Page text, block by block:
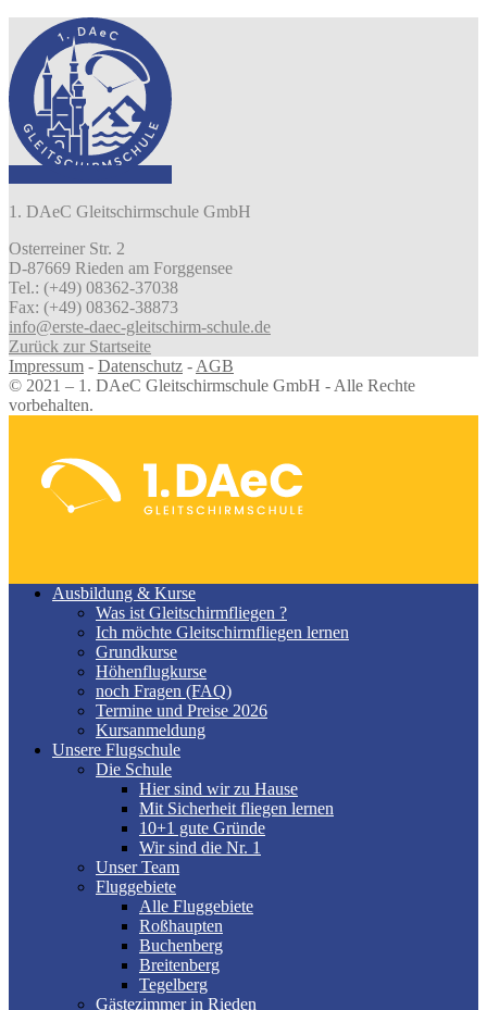
1. DAeC Gleitschirmschule GmbH
Osterreiner Str. 2
D-87669 Rieden am Forggensee
Tel.: (+49) 08362-37038
Fax: (+49) 08362-38873
info@erste-daec-gleitschirm-schule.de
Zurück zur Startseite
Impressum - Datenschutz - AGB
© 2021 – 1. DAeC Gleitschirmschule GmbH - Alle Rechte
vorbehalten.
Ausbildung & Kurse
Was ist Gleitschirmfliegen ?
Ich möchte Gleitschirmfliegen lernen
Grundkurse
Höhenflugkurse
noch Fragen (FAQ)
Termine und Preise 2026
Kursanmeldung
Unsere Flugschule
Die Schule
Hier sind wir zu Hause
Mit Sicherheit fliegen lernen
10+1 gute Gründe
Wir sind die Nr. 1
Unser Team
Fluggebiete
Alle Fluggebiete
Roßhaupten
Buchenberg
Breitenberg
Tegelberg
Gästezimmer in Rieden